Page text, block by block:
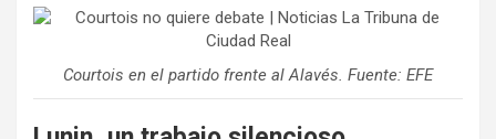
Courtois en el partido frente al Alavés. Fuente: EFE